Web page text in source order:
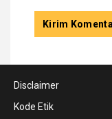
Disclaimer
Kode Etik